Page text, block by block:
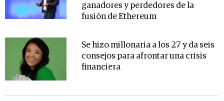
ganadores y perdedores de la
fusión de Ethereum
Se hizo millonaria a los 27 y da seis
consejos para afrontar una crisis
financiera